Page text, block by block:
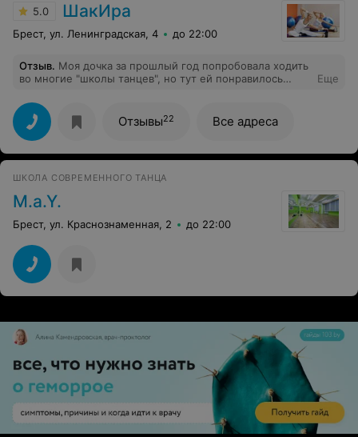
5.0 ШакИра
Брест, ул. Ленинградская, 4 до 22:00
Отзыв. Моя дочка за прошлый год попробовала ходить
во многие "школы танцев", но тут ей понравилось
детям при работе с ними!
Еще
Отзывы22 Все адреса
ШКОЛА СОВРЕМЕННОГО ТАНЦА
M.a.Y.
Брест, ул. Краснознаменная, 2 до 22:00